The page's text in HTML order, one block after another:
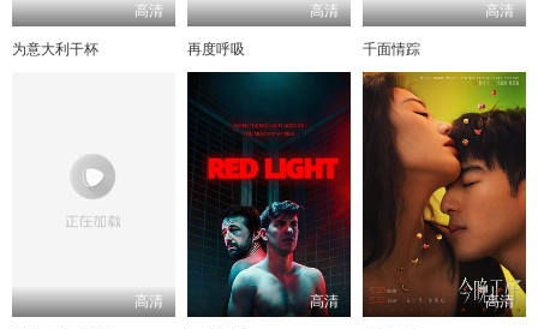
高清
为意大利干杯
高清
再度呼吸
高清
千面情踪
高清 高清 高清